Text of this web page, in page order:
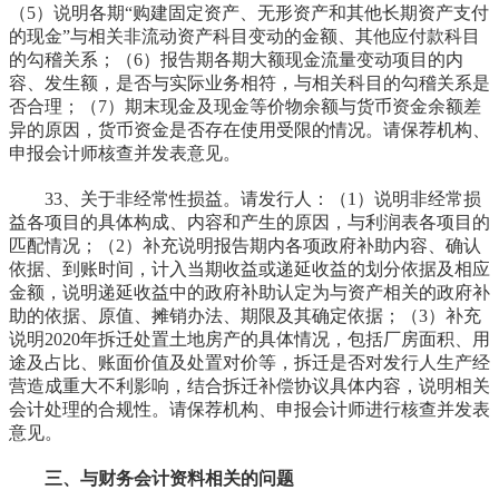
（5）说明各期“购建固定资产、无形资产和其他长期资产支付
的现金”与相关非流动资产科目变动的金额、其他应付款科目
的勾稽关系；（6）报告期各期大额现金流量变动项目的内
容、发生额，是否与实际业务相符，与相关科目的勾稽关系是
否合理；（7）期末现金及现金等价物余额与货币资金余额差
异的原因，货币资金是否存在使用受限的情况。请保荐机构、
申报会计师核查并发表意见。
33、关于非经常性损益。请发行人：（1）说明非经常损
益各项目的具体构成、内容和产生的原因，与利润表各项目的
匹配情况；（2）补充说明报告期内各项政府补助内容、确认
依据、到账时间，计入当期收益或递延收益的划分依据及相应
金额，说明递延收益中的政府补助认定为与资产相关的政府补
助的依据、原值、摊销办法、期限及其确定依据；（3）补充
说明2020年拆迁处置土地房产的具体情况，包括厂房面积、用
途及占比、账面价值及处置对价等，拆迁是否对发行人生产经
营造成重大不利影响，结合拆迁补偿协议具体内容，说明相关
会计处理的合规性。请保荐机构、申报会计师进行核查并发表
意见。
三、与财务会计资料相关的问题